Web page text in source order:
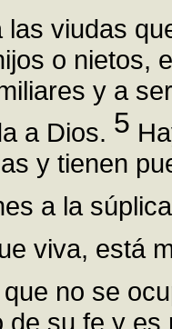
las viudas
o nietos,
y a
a Dios. 5
y tienen
a la
viva, está
que no se
de su fe y es